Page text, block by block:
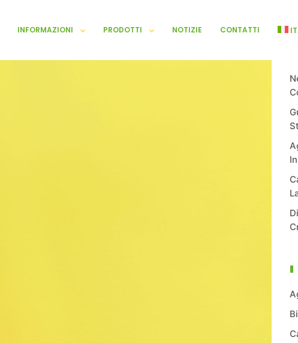
INFORMAZIONI PRODOTTI NOTIZIE CONTATTI